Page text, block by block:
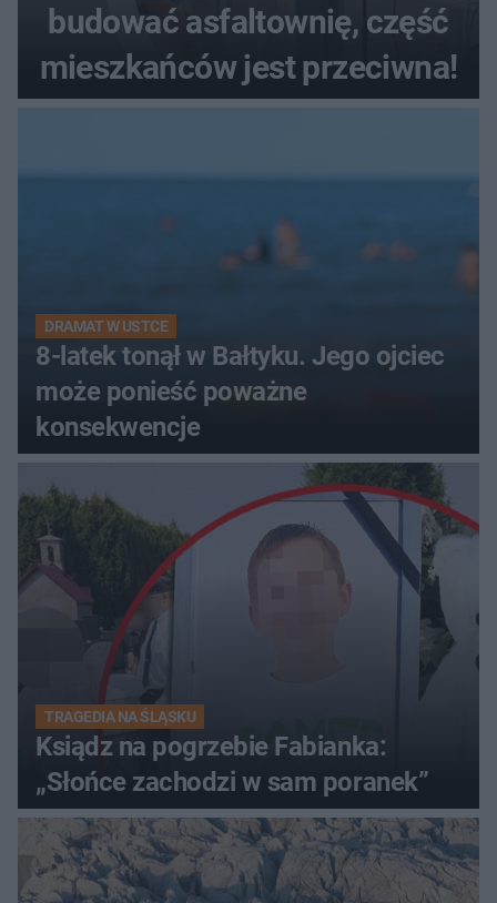
budować asfaltownię, część
mieszkańców jest przeciwna!
DRAMAT W USTCE
8-latek tonął w Bałtyku. Jego ojciec
może ponieść poważne
konsekwencje
TRAGEDIA NA ŚLĄSKU
Ksiądz na pogrzebie Fabianka:
„Słońce zachodzi w sam poranek”